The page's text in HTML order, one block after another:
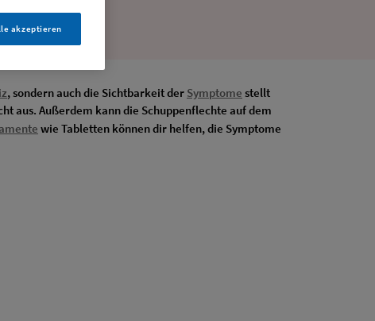
, sondern auch die Sichtbarkeit der Symptome stellt
aus. Außerdem kann die Schuppenflechte auf dem
wie Tabletten können dir helfen, die Symptome
akzeptieren